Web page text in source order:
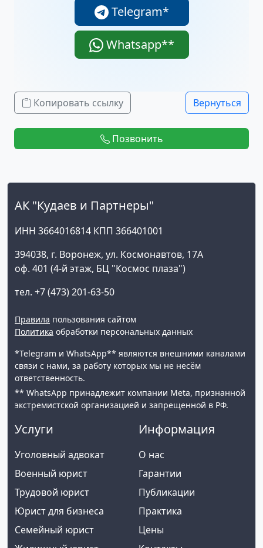
Telegram*
Whatsapp**
Копировать ссылку Вернуться
Позвонить
АК "Кудаев и Партнеры"
ИНН 3664016814 КПП 366401001
394038, г. Воронеж, ул. Космонавтов, 17А
оф. 401 (4-й этаж, БЦ "Космос плаза")
тел. +7 (473) 201-63-50
Правила пользования сайтом
Политика обработки персональных данных
*Telegram и WhatsApp** являются внешними каналами
связи с нами, за работу которых мы не несём
ответственность.
** WhatsApp принадлежит компании Meta, признанной
экстремистской организацией и запрещенной в РФ.
Услуги
Уголовный адвокат
Военный юрист
Трудовой юрист
Юрист для бизнеса
Семейный юрист
Информация
О нас
Гарантии
Публикации
Практика
Цены